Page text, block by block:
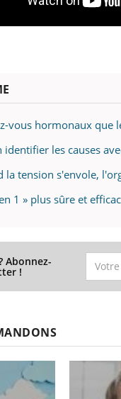
vous hormonaux que
identifier les causes
la tension s'envole,
1 » plus sûre et
Abonnez-
!